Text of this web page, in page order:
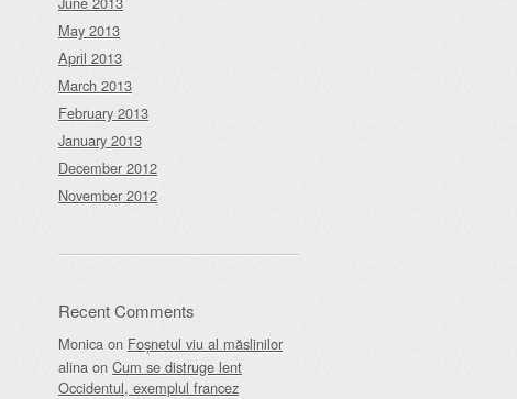
May 2013
April 2013
March 2013
February 2013
January 2013
December 2012
November 2012
Recent Comments
Monica on Foșnetul viu al măslinilor
alina on Cum se distruge lent
Occidentul, exemplul francez